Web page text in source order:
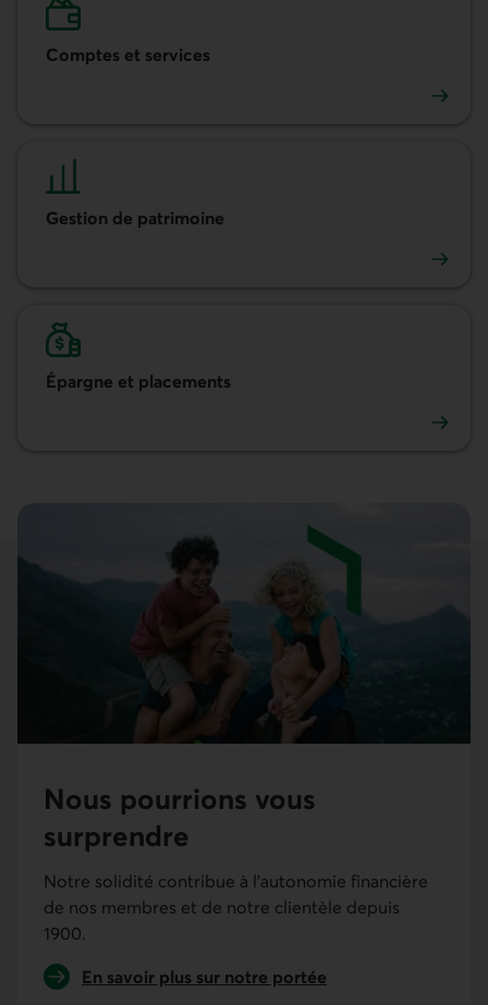
Comptes et services
Gestion de patrimoine
Épargne et placements
Nous pourrions vous
surprendre
Notre solidité contribue à l’autonomie financière
de nos membres et de notre clientèle depuis
1900.
En savoir plus sur notre portée